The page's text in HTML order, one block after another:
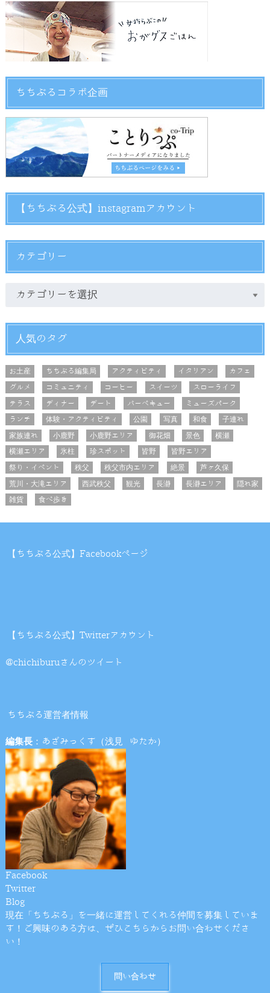
ちちぶるコラボ企画
【ちちぶる公式】instagramアカウント
カテゴリー
人気のタグ
お土産 ちちぶる編集局 アクティビティ イタリアン
カフェ
グルメ
コミュニティ コーヒー スイーツ
スローライフ
テラス
ディナー デート バーベキュー
ミューズパーク
ランチ
体験・アクティビティ 公園 写真 和食
子連れ
家族連れ
小鹿野 小鹿野エリア 御花畑 景色
横瀬
横瀬エリア
氷柱 珍スポット 皆野
皆野エリア
祭り・イベント
秩父 秩父市内エリア 絶景
芦ヶ久保
荒川・大滝エリア
西武秩父 観光 長瀞 長瀞エリア
隠れ家
雑貨
食べ歩き
【ちちぶる公式】Facebookページ
【ちちぶる公式】Twitterアカウント
@chichiburuさんのツイート
ちちぶる運営者情報
編集長：あざみっくす（浅見 ゆたか）
Facebook
Twitter
Blog
現在「ちちぶる」を一緒に運営してくれる仲間を募集していま
す！ご興味のある方は、ぜひこちらからお問い合わせくださ
い！
問い合わせ